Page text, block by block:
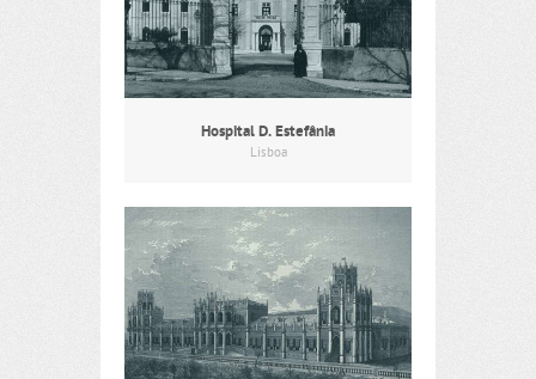
Hospital D. Estefânia
Lisboa